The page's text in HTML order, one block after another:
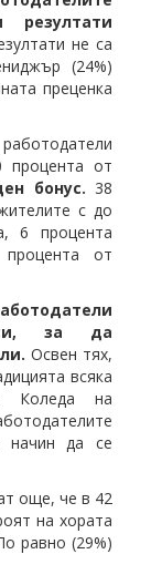
резултати
не са
(24%)
преценка
процента от
бонус. 38
с до
6 процента
от
за да
Освен тях,
всяка
Коледа на
начин да се
още, че в 42
на хората
равно (29%)